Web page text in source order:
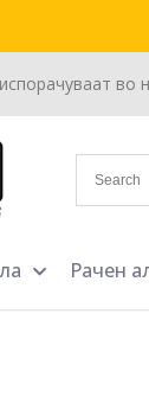
во
Рачен